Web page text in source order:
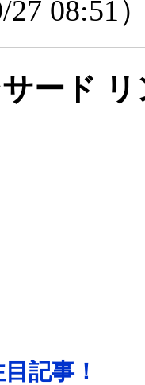
27 08:51）
ード リ
記事！